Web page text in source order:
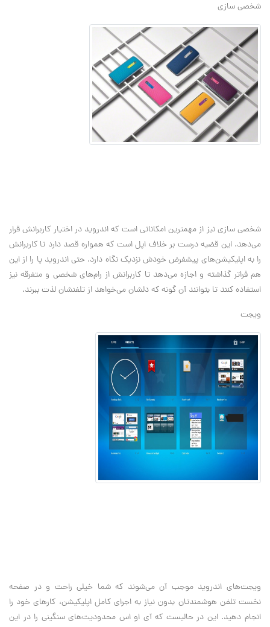
شخصی سازی
شخصی سازی نیز از مهمترین امکاناتی است که اندروید در اختیار کاربرانش قرار
می‌دهد. این قضیه درست بر خلاف اپل است که همواره قصد دارد تا کاربرانش
را به اپلیکیشن‌های پیشفرض خودش نزدیک نگاه دارد. حتی اندروید پا را از این
هم فراتر گذاشته و اجازه می‌دهد تا کاربرانش از رام‌های شخصی و متفرقه نیز
استفاده کنند تا بتوانند آن گونه که دلشان می‌خواهد از تلفنشان لذت ببرند.
ویجت
ویجت‌های اندروید موجب آن می‌شوند که شما خیلی راحت و در صفحه
نخست تلفن هوشمندتان بدون نیاز به اجرای کامل اپلیکیشن، کار‌های خود را
انجام دهید. این در حالیست که آی او اس محدودیت‌های سنگینی را در این